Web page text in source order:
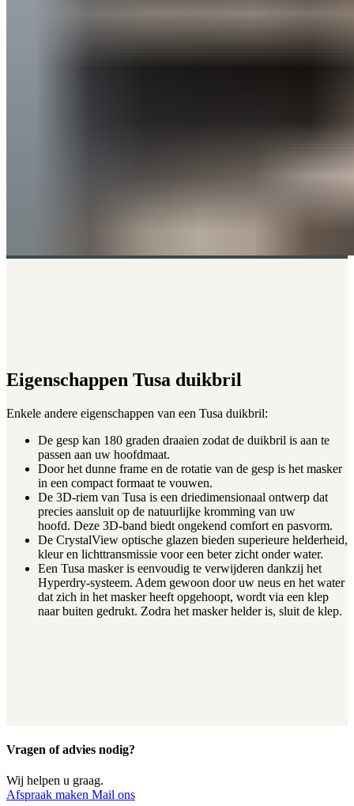
Eigenschappen Tusa duikbril
Enkele andere eigenschappen van een Tusa duikbril:
De gesp kan 180 graden draaien zodat de duikbril is aan te
passen aan uw hoofdmaat.
Door het dunne frame en de rotatie van de gesp is het masker
in een compact formaat te vouwen.
De 3D-riem van Tusa is een driedimensionaal ontwerp dat
precies aansluit op de natuurlijke kromming van uw
hoofd. Deze 3D-band biedt ongekend comfort en pasvorm.
De CrystalView optische glazen bieden superieure helderheid,
kleur en lichttransmissie voor een beter zicht onder water.
Een Tusa masker is eenvoudig te verwijderen dankzij het
Hyperdry-systeem. Adem gewoon door uw neus en het water
dat zich in het masker heeft opgehoopt, wordt via een klep
naar buiten gedrukt. Zodra het masker helder is, sluit de klep.
Vragen of advies nodig?
Wij helpen u graag.
Afspraak maken Mail ons